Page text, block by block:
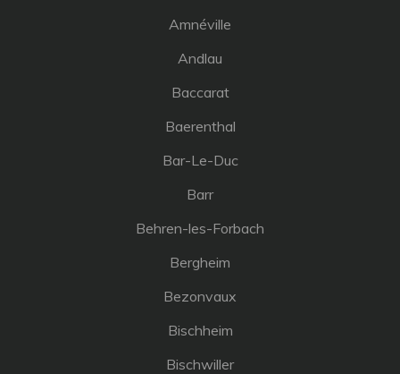
Amnéville
Andlau
Baccarat
Baerenthal
Bar-Le-Duc
Barr
Behren-les-Forbach
Bergheim
Bezonvaux
Bischheim
Bischwiller